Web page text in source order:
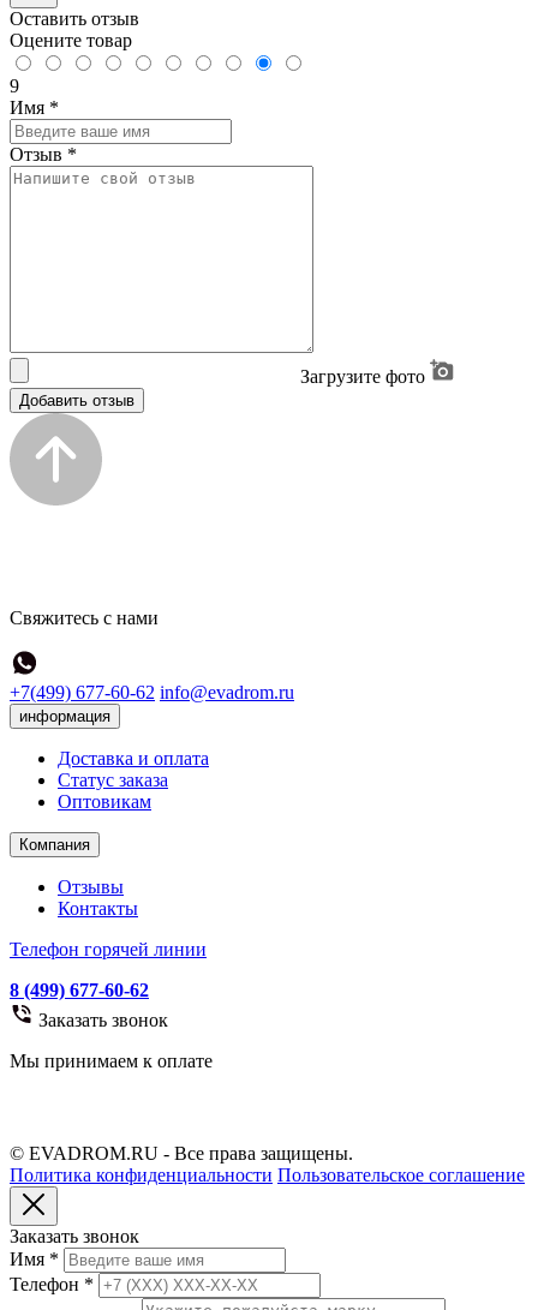
Оставить отзыв
Оцените товар
9
Имя *
Отзыв *
Загрузите фото
Добавить отзыв
Свяжитесь с нами
+7(499) 677-60-62 info@evadrom.ru
информация
Доставка и оплата
Статус заказа
Оптовикам
Компания
Отзывы
Контакты
Телефон горячей линии
8 (499) 677-60-62
Заказать звонок
Мы принимаем к оплате
© EVADROM.RU - Все права защищены.
Политика конфиденциальности Пользовательское соглашение
Заказать звонок
Имя *
Телефон *